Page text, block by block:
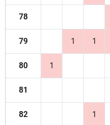
78
79 1 1
80 1
81
82 1